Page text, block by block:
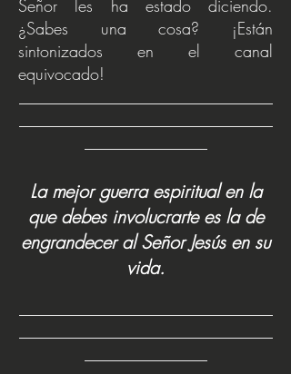
Señor les ha estado diciendo.
¿Sabes una cosa? ¡Están
sintonizados en el canal
equivocado!
La mejor guerra espiritual en la
que debes involucrarte es la de
engrandecer al Señor Jesús en su
vida.